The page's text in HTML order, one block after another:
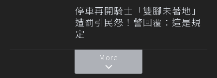
停車再開騎士「雙腳未著地」
遭罰引民怨！警回覆：這是規
定
More